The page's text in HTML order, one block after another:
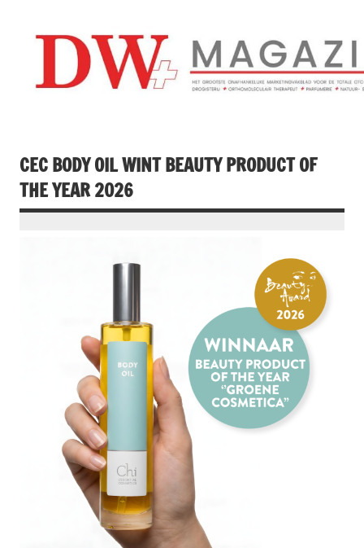
inhoud
CEC BODY OIL WINT BEAUTY PRODUCT OF
THE YEAR 2026